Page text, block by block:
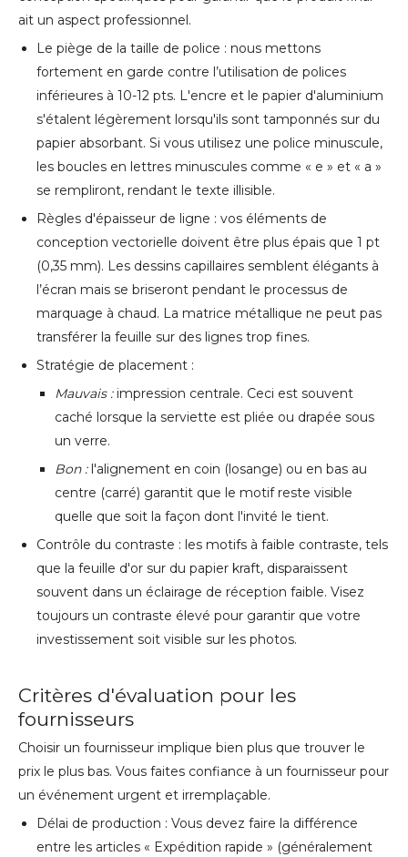
ait un aspect professionnel.
Le piège de la taille de police : nous mettons
fortement en garde contre l’utilisation de polices
inférieures à 10-12 pts. L'encre et le papier d'aluminium
s'étalent légèrement lorsqu'ils sont tamponnés sur du
papier absorbant. Si vous utilisez une police minuscule,
les boucles en lettres minuscules comme « e » et « a »
se rempliront, rendant le texte illisible.
Règles d'épaisseur de ligne : vos éléments de
conception vectorielle doivent être plus épais que 1 pt
(0,35 mm). Les dessins capillaires semblent élégants à
l’écran mais se briseront pendant le processus de
marquage à chaud. La matrice métallique ne peut pas
transférer la feuille sur des lignes trop fines.
Stratégie de placement :
Mauvais : impression centrale. Ceci est souvent
caché lorsque la serviette est pliée ou drapée sous
un verre.
Bon : l'alignement en coin (losange) ou en bas au
centre (carré) garantit que le motif reste visible
quelle que soit la façon dont l'invité le tient.
Contrôle du contraste : les motifs à faible contraste, tels
que la feuille d'or sur du papier kraft, disparaissent
souvent dans un éclairage de réception faible. Visez
toujours un contraste élevé pour garantir que votre
investissement soit visible sur les photos.
Critères d'évaluation pour les
fournisseurs
Choisir un fournisseur implique bien plus que trouver le
prix le plus bas. Vous faites confiance à un fournisseur pour
un événement urgent et irremplaçable.
Délai de production : Vous devez faire la différence
entre les articles « Expédition rapide » (généralement